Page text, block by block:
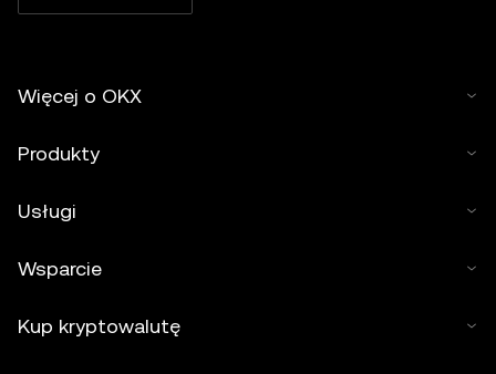
Więcej o OKX
Produkty
Usługi
Wsparcie
Kup kryptowalutę